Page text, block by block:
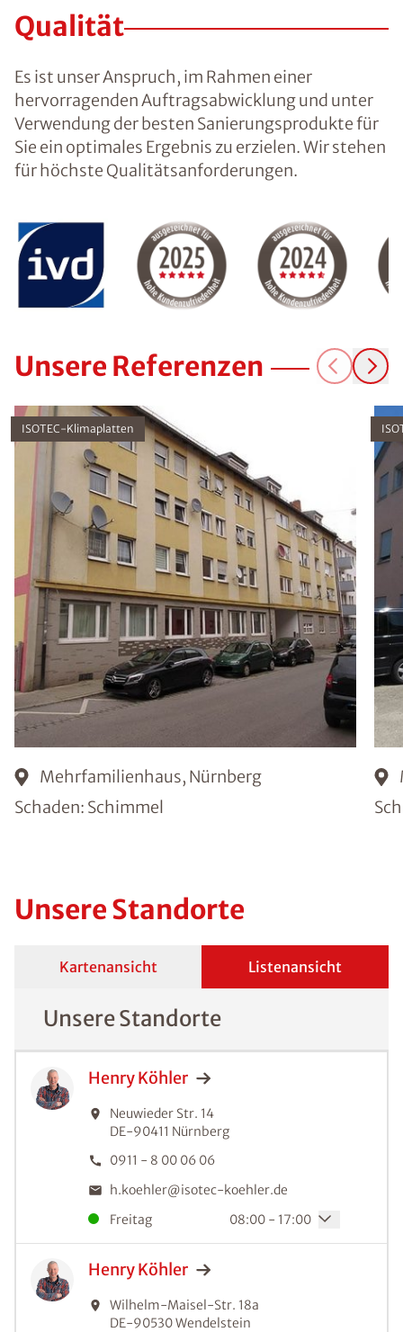
Qualität
Es ist unser Anspruch, im Rahmen einer
hervorragenden Auftragsabwicklung und unter
Verwendung der besten Sanierungsprodukte für
Sie ein optimales Ergebnis zu erzielen. Wir stehen
für höchste Qualitätsanforderungen.
Unsere Referenzen
ISOTEC-Klimaplatten
Mehrfamilienhaus, Nürnberg
Schaden: Schimmel
Unsere Standorte
Kartenansicht Listenansicht
Unsere Standorte
HenryKöhler
Neuwieder Str. 14
DE-90411 Nürnberg
0911 - 8 00 06 06
h.koehler@isotec-koehler.de
Freitag
08:00 - 17:00
HenryKöhler
Wilhelm-Maisel-Str. 18a
DE-90530Wendelstein